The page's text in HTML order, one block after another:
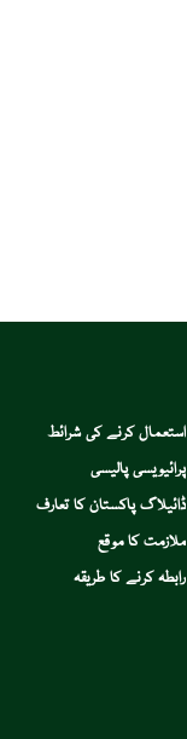
استعمال کرنے کی شرائط
پرائیویسی پالیسی
ڈائیلاگ پاکستان کا تعارف
ملازمت کا موقع
رابطہ کرنے کا طریقہ